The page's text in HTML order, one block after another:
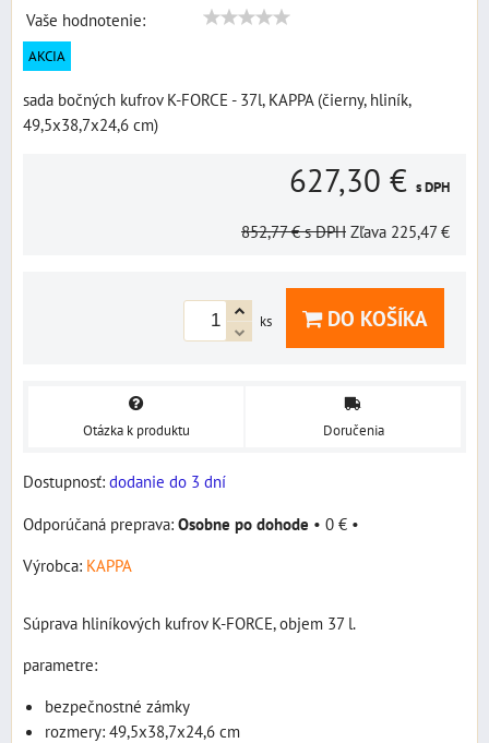
Vaše hodnotenie:
AKCIA
sada bočných kufrov K-FORCE - 37l, KAPPA (čierny, hliník,
49,5x38,7x24,6 cm)
627,30 € s DPH
852,77 € s DPH Zľava 225,47 €
ks DO KOŠÍKA
Otázka k produktu Doručenia
Dostupnosť: dodanie do 3 dní
Osobne po dohode • 0 € •
Výrobca: KAPPA
Súprava hliníkových kufrov K-FORCE, objem 37 l.
parametre:
bezpečnostné zámky
rozmery: 49,5x38,7x24,6 cm